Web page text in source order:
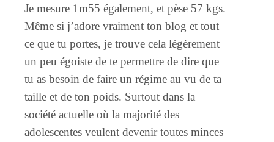
Je mesure 1m55 également, et pèse 57 kgs.
Même si j’adore vraiment ton blog et tout
ce que tu portes, je trouve cela légèrement
un peu égoiste de te permettre de dire que
tu as besoin de faire un régime au vu de ta
taille et de ton poids. Surtout dans la
société actuelle où la majorité des
adolescentes veulent devenir toutes minces